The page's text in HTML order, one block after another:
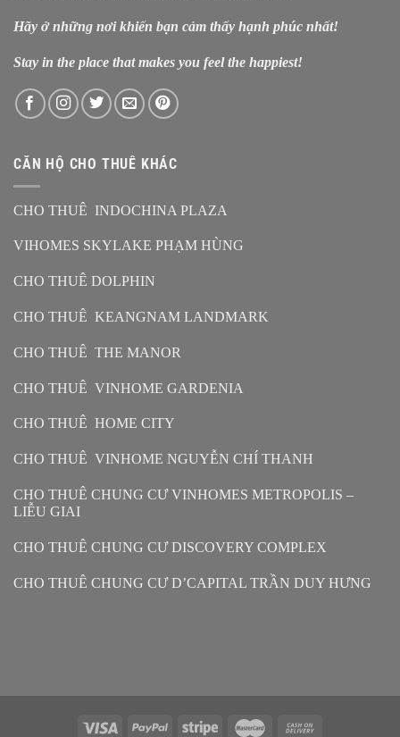
Hãy ở những nơi khiến bạn cảm thấy hạnh phúc nhất!
Stay in the place that makes you feel the happiest!
CĂN HỘ CHO THUÊ KHÁC
CHO THUÊ INDOCHINA PLAZA
VIHOMES SKYLAKE PHẠM HÙNG
CHO THUÊ DOLPHIN
CHO THUÊ KEANGNAM LANDMARK
CHO THUÊ THE MANOR
CHO THUÊ VINHOME GARDENIA
CHO THUÊ HOME CITY
CHO THUÊ VINHOME NGUYỄN CHÍ THANH
CHO THUÊ CHUNG CƯ VINHOMES METROPOLIS –
LIỄU GIAI
CHO THUÊ CHUNG CƯ DISCOVERY COMPLEX
CHO THUÊ CHUNG CƯ D’CAPITAL TRẦN DUY HƯNG